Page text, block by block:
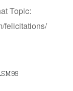
Topic:
felicitations/